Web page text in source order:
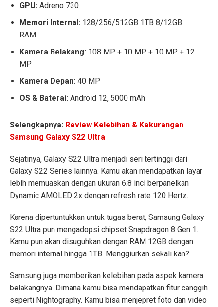
GPU: Adreno 730
Memori Internal: 128/256/512GB 1TB 8/12GB
RAM
Kamera Belakang: 108 MP + 10 MP + 10 MP + 12
MP
Kamera Depan: 40 MP
OS & Baterai: Android 12, 5000 mAh
Selengkapnya: Review Kelebihan & Kekurangan
Samsung Galaxy S22 Ultra
Sejatinya, Galaxy S22 Ultra menjadi seri tertinggi dari
Galaxy S22 Series lainnya. Kamu akan mendapatkan layar
lebih memuaskan dengan ukuran 6.8 inci berpanelkan
Dynamic AMOLED 2x dengan refresh rate 120 Hertz.
Karena dipertuntukkan untuk tugas berat, Samsung Galaxy
S22 Ultra pun mengadopsi chipset Snapdragon 8 Gen 1.
Kamu pun akan disuguhkan dengan RAM 12GB dengan
memori internal hingga 1TB. Menggiurkan sekali kan?
Samsung juga memberikan kelebihan pada aspek kamera
belakangnya. Dimana kamu bisa mendapatkan fitur canggih
seperti Nightography. Kamu bisa menjepret foto dan video